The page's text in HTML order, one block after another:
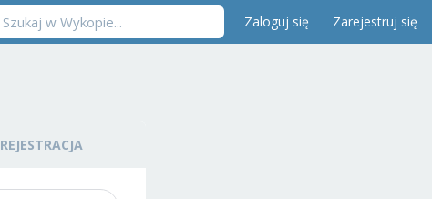
Zaloguj się Zarejestruj się
REJESTRACJA